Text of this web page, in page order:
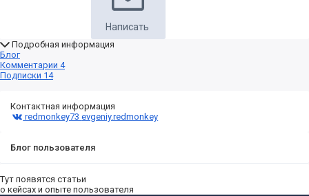
Написать
Подробная информация
Блог
Комментарии 4
Подписки 14
Контактная информация
redmonkey73evgeniy.redmonkey
Блог пользователя
Тут появятся статьи
о кейсах и опыте пользователя